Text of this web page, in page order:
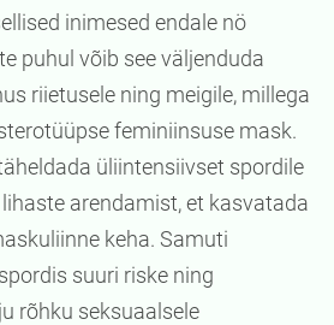
inimesed endale nö
puhul võib see väljenduda
riietusele ning meigile, millega
feminiinsuse mask.
üliintensiivset spordile
arendamist, et kasvatada
keha. Samuti
suuri riske ning
rõhku seksuaalsele